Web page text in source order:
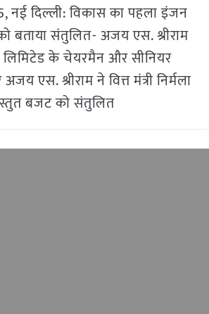
नई दिल्ली: विकास का पहला इंजन
बताया संतुलित- अजय एस. श्रीराम
लिमिटेड के चेयरमैन और सीनियर
एस. श्रीराम ने वित्त मंत्री निर्मला
बजट को संतुलित